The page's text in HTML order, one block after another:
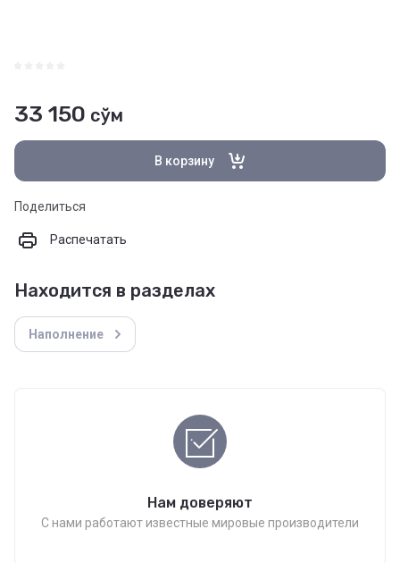
33 150 сўм
В корзину
Поделиться
Распечатать
Находится в разделах
Наполнение
Нам доверяют
С нами работают известные мировые производители